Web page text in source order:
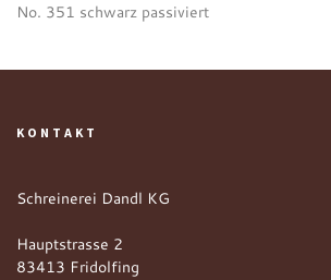
No. 351 schwarz passiviert
KONTAKT
Schreinerei Dandl KG
Hauptstrasse 2
83413 Fridolfing